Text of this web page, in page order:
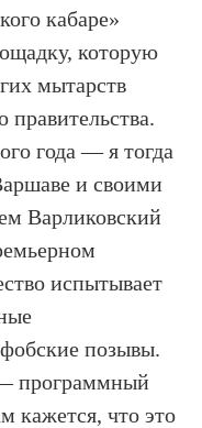
кабаре»
которую
мытарств
правительства.
года — я тогда
и своими
Варликовский
испытывает
позывы.
программный
кажется, что это